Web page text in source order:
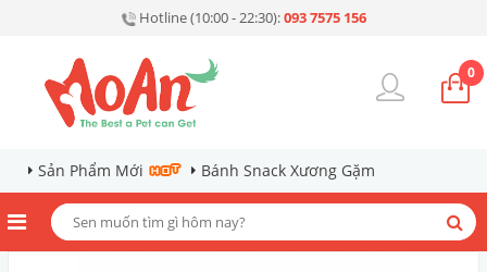
Hotline (10:00 - 22:30):093 7575 156
0
Sản Phẩm Mới Bánh Snack Xương Gặm